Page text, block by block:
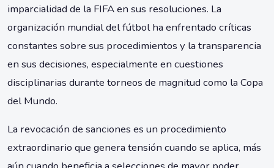
imparcialidad de la FIFA en sus resoluciones. La
organización mundial del fútbol ha enfrentado críticas
constantes sobre sus procedimientos y la transparencia
en sus decisiones, especialmente en cuestiones
disciplinarias durante torneos de magnitud como la Copa
del Mundo.
La revocación de sanciones es un procedimiento
extraordinario que genera tensión cuando se aplica, más